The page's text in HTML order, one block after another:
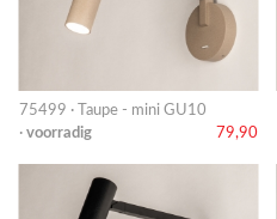
75499 · Taupe - mini GU10
· voorradig 79,90